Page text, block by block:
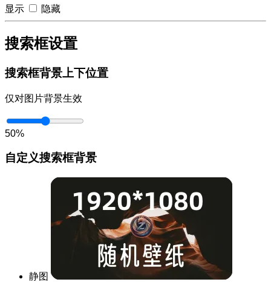
显示 隐藏
搜索框设置
搜索框背景上下位置
仅对图片背景生效
50%
自定义搜索框背景
静图